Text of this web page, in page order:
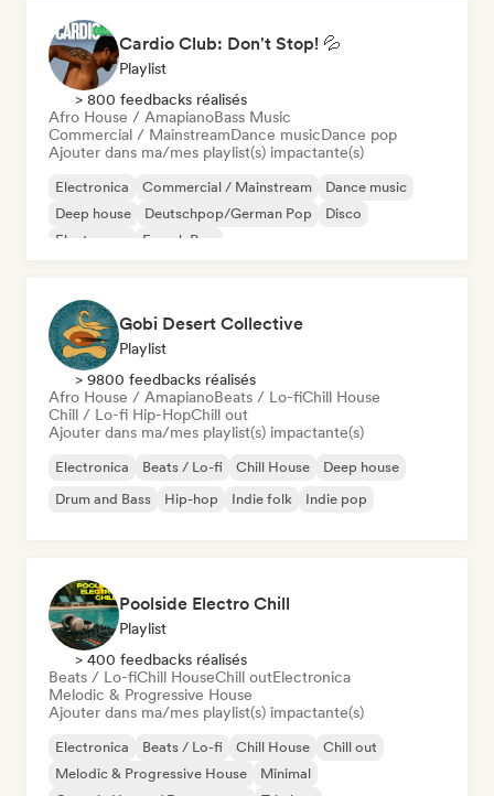
Cardio Club: Don't Stop! 💦
Playlist
> 800 feedbacks réalisés
Afro House / AmapianoBass Music
Commercial / MainstreamDance musicDance pop
Ajouter dans ma/mes playlist(s) impactante(s)
Electronica Commercial / Mainstream
Dance music
Deep house
Deutschpop/German Pop
Disco
Electropop
French Pop
Gobi Desert Collective
Playlist
> 9800 feedbacks réalisés
Afro House / AmapianoBeats / Lo-fiChill House
Chill / Lo-fi Hip-HopChill out
Ajouter dans ma/mes playlist(s) impactante(s)
Electronica Beats / Lo-fi Chill House
Deep house
Drum and Bass
Hip-hop Indie folk Indie pop
Poolside Electro Chill
Playlist
> 400 feedbacks réalisés
Beats / Lo-fiChill HouseChill outElectronica
Melodic & Progressive House
Ajouter dans ma/mes playlist(s) impactante(s)
Electronica Beats / Lo-fi Chill House
Chill out
Melodic & Progressive House
Minimal